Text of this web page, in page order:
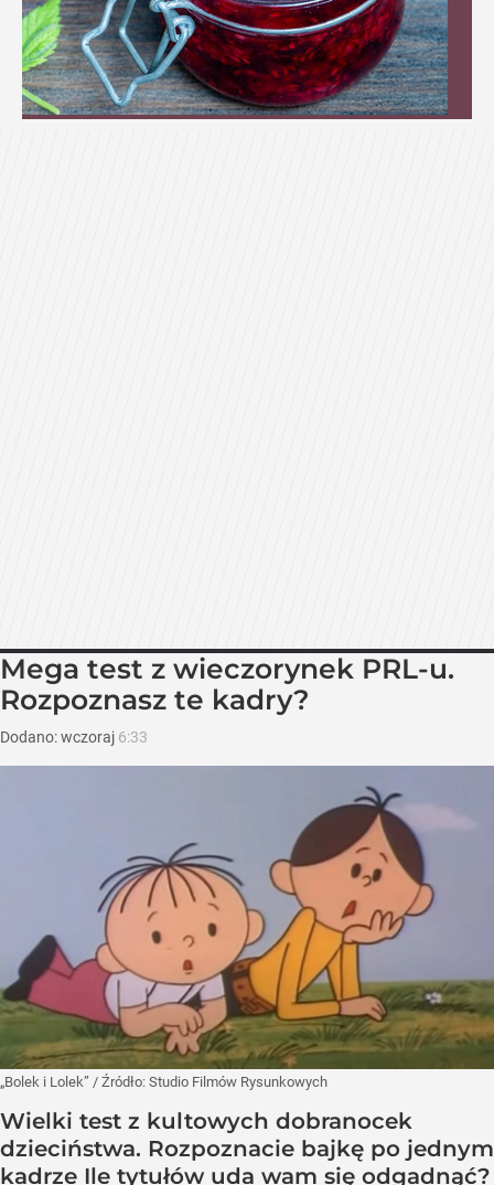
Mega test z wieczorynek PRL-u.
Rozpoznasz te kadry?
Dodano:wczoraj 6:33
„Bolek i Lolek” / Źródło: Studio Filmów Rysunkowych
Wielki test z kultowych dobranocek
dzieciństwa. Rozpoznacie bajkę po jednym
kadrze Ile tytułów uda wam się odgadnąć?